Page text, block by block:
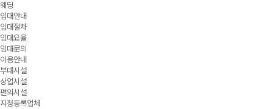
웨딩
임대안내
임대절차
임대요율
임대문의
이용안내
부대시설
상업시설
편의시설
지정등록업체